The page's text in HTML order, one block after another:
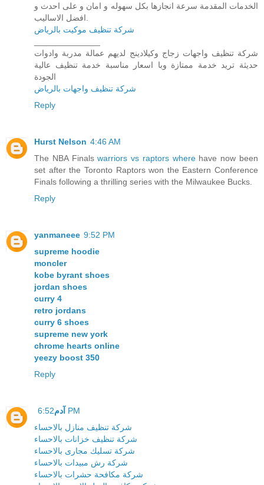
الخدمات المقدمة سرعة انجازها بكل سهوله و امان و على احدث و
شركة تنظيف موكيت بالرياض
شركة تنظيف واجهات زجاج وكيلادينج لديهم عمالة مدربة وادوات
حديثة تريد خدمة ممتازة وبا اسعار مناسبة خدمة تنظيف عالية
الجودة
شركة تنظيف واجهات بالرياض
Reply
Hurst Nelson 4:46 AM
The NBA Finalswarriors vs raptors wherehave now been
set after the Toronto Raptors won the Eastern Conference
Finals following a thrilling series with the Milwaukee Bucks.
Reply
yanmaneee 9:52 PM
supreme hoodie
moncler
kobe byrant shoes
jordan shoes
curry 4
retro jordans
curry 6 shoes
supreme new york
chrome hearts online
yeezy boost 350
Reply
آدم 6:52 PM
شركة تنظيف منازل بالاحساء
شركة تنظيف خزانات بالاحساء
شركة تسليك مجارى بالاحساء
شركة رش مبيدات بالاحساء
شركة مكافحة حشرات بالاحساء